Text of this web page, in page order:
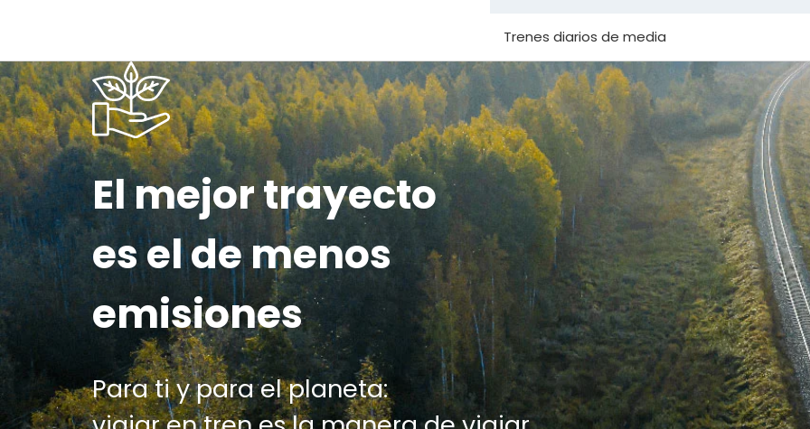
Trenes diarios de media
El mejor trayecto
es el de menos
emisiones
Para ti y para el planeta: